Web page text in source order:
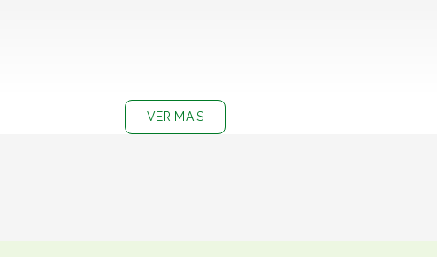
São Paulo, Rio de Janeiro, Minas Gerais e Distrito Federal.
VER MAIS